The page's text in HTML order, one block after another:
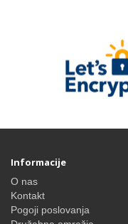
Informacije
O nas
Kontakt
Pogoji poslovanja